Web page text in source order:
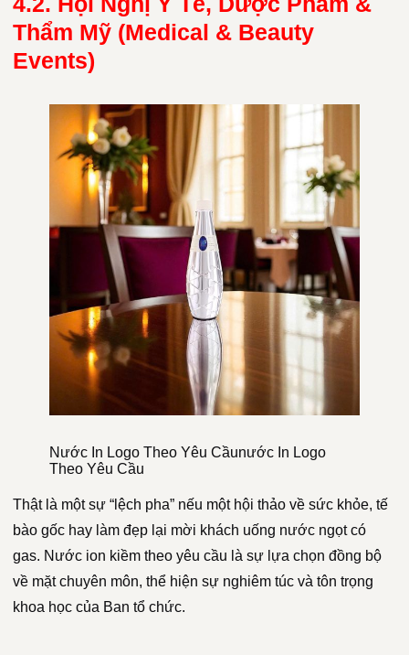
Thẩm Mỹ (Medical & Beauty
Events)
Nước In Logo Theo Yêu Cầunước In Logo
Theo Yêu Cầu
Thật là một sự “lệch pha” nếu một hội thảo về sức khỏe, tế
bào gốc hay làm đẹp lại mời khách uống nước ngọt có
gas. Nước ion kiềm theo yêu cầu là sự lựa chọn đồng bộ
về mặt chuyên môn, thể hiện sự nghiêm túc và tôn trọng
khoa học của Ban tổ chức.